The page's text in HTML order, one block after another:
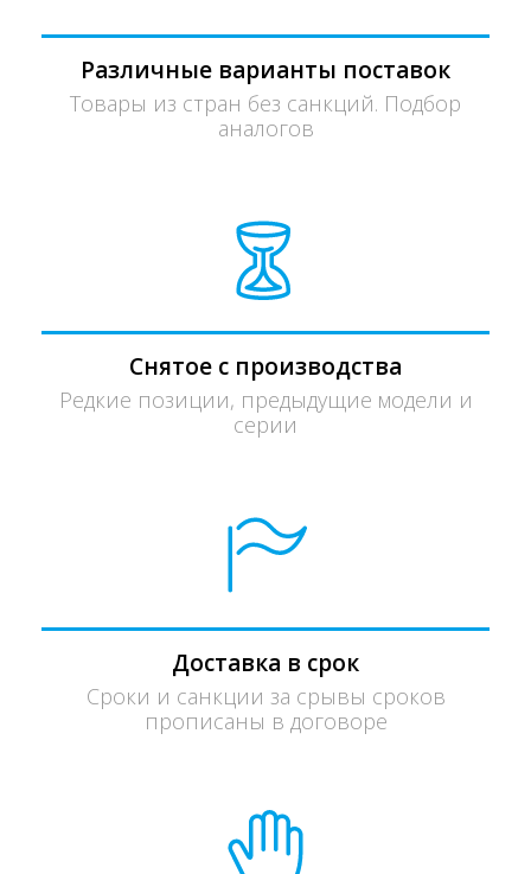
Различные варианты поставок
Товары из стран без санкций. Подбор
аналогов
Снятое с производства
Редкие позиции, предыдущие модели и
серии
Доставка в срок
Сроки и санкции за срывы сроков
прописаны в договоре